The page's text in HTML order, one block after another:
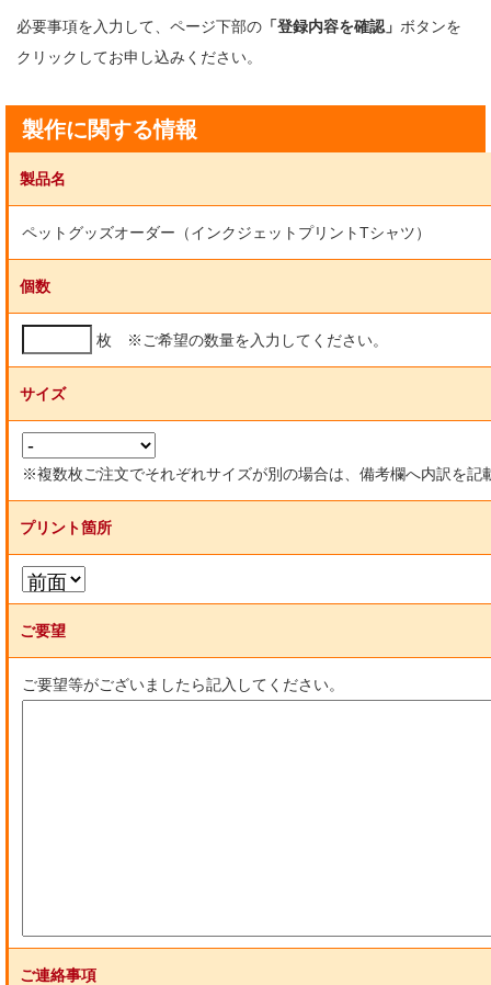
必要事項を入力して、ページ下部の 「登録内容を確認」 ボタンを
クリックしてお申し込みください。
製作に関する情報
製品名
ペットグッズオーダー（インクジェットプリントTシャツ）
個数
枚 ※ご希望の数量を入力してください。
サイズ
※複数枚ご注文でそれぞれサイズが別の場合は、備考欄へ内訳を記
プリント箇所
ご要望
ご要望等がございましたら記入してください。
ご連絡事項